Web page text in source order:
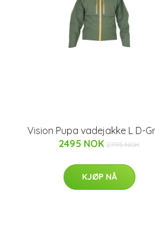
Vision Pupa vadejakke L D-
2495 NOK 2795 NOK
KJØP NÅ